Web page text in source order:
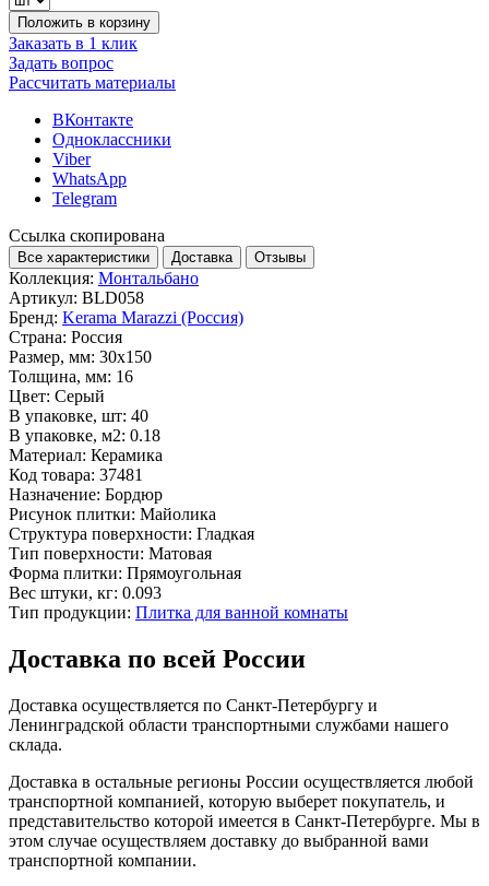
Положить в корзину
Заказать в 1 клик
Задать вопрос
Рассчитать материалы
ВКонтакте
Одноклассники
Viber
WhatsApp
Telegram
Ссылка скопирована
Все характеристики Доставка Отзывы
Коллекция: Монтальбано
Артикул: BLD058
Бренд: Kerama Marazzi (Россия)
Страна: Россия
Размер, мм: 30x150
Толщина, мм: 16
Цвет: Серый
В упаковке, шт: 40
В упаковке, м2: 0.18
Материал: Керамика
Код товара: 37481
Назначение: Бордюр
Рисунок плитки: Майолика
Структура поверхности: Гладкая
Тип поверхности: Матовая
Форма плитки: Прямоугольная
Вес штуки, кг: 0.093
Тип продукции: Плитка для ванной комнаты
Доставка по всей России
Доставка осуществляется по Санкт-Петербургу и
Ленинградской области транспортными службами нашего
склада.
Доставка в остальные регионы России осуществляется любой
транспортной компанией, которую выберет покупатель, и
представительство которой имеется в Санкт-Петербурге. Мы в
этом случае осуществляем доставку до выбранной вами
транспортной компании.